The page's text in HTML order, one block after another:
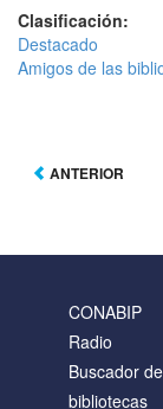
Clasificación:
Destacado
Amigos de las
ANTERIOR
CONABIP
Radio
Buscador de
bibliotecas